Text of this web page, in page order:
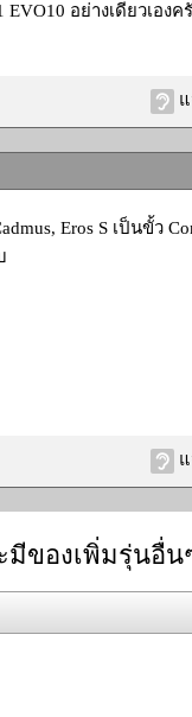
อย่างเดียวเองค
Eros S เป็นขั้ว
มีของเพิ่มรุ่นอื่